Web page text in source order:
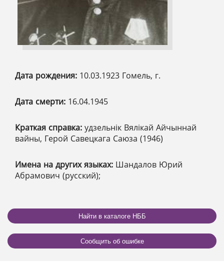
Дата рождения: 10.03.1923 Гомель, г.
Дата смерти: 16.04.1945
Краткая справка: удзельнік Вялікай Айчыннай
вайны, Герой Савецкага Саюза (1946)
Имена на других языках: Шандалов Юрий
Абрамович (русский);
Найти в каталоге НББ
Сообщить об ошибке